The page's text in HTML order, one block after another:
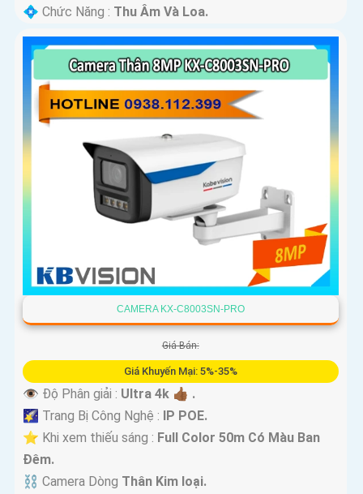
️💠 Chức Năng : Thu Âm Và Loa.
CAMERA KX-C8003SN-PRO
Giá Bán:
Giá Khuyến Mại: 5%-35%
👁 Độ Phân giải : Ultra 4k 👍🏾 .
🌠 Trang Bị Công Nghệ : IP POE.
⭐ Khi xem thiếu sáng : Full Color 50m Có Màu Ban
Ðêm.
⛓ Camera Dòng Thân Kim loại.